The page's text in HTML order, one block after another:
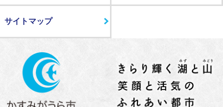
サイトマップ